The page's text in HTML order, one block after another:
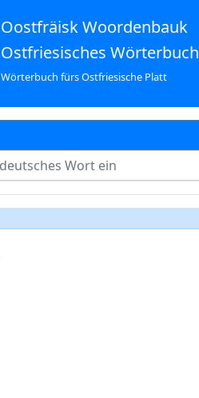
Oostfräisk Woordenbauk
Ostfriesisches Wörterbuch
Wörterbuch fürs Ostfriesische Platt